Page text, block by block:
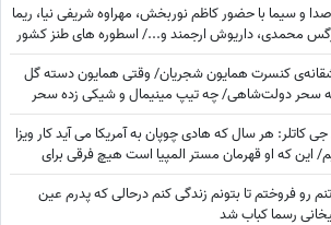
و سیما با حضور کاظم نوربخش، مهراوه شریفی نیا، ریما
محمدی، داریوش ارجمند و.../ اسطوره های طنز کشور
کنسرت همایون شجریان/ وقتی همایون دسته گل
به سحر دولت‌شاهی/ چه تیپ مینیمال و شیکی زده سحر
کاتلر: هر سال که هادی چوپان به آمریکا می آید کار ویزا
این که او قهرمان مستر المپیا است هیچ فرقی برای
رو فروختم تا بتونم زندگی کنم درحالی که پدرم عین
رسما کباب شد